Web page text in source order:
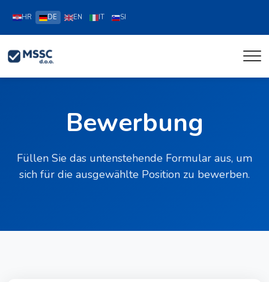
HR DE EN IT SI
Bewerbung
Füllen Sie das untenstehende Formular aus, um
sich für die ausgewählte Position zu bewerben.